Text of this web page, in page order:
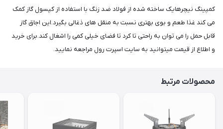
کمپینگ نیچرهایک ساخته شده از فولاد ضد زنگ با استفاده از کپسول گاز کمک
می کند غذا طعم و بوی بهتری نسبت به منقل های ذغالی بگیرد.این اجاق گاز
قابل حمل را می توان به راحتی تا کرد تا فضای خیلی کمی را اشغال کند.برای خرید
و اطلاع از قیمت میتوانید به سایت اسپرت رول مراجعه نمایید.
محصولات مرتبط